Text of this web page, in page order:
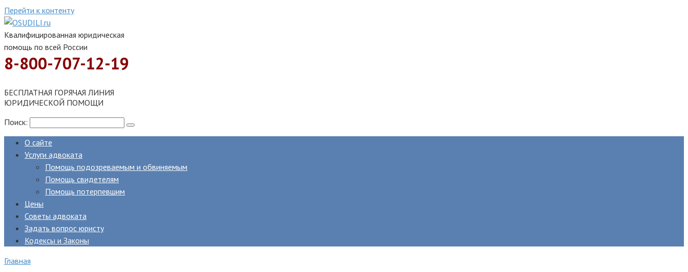
Перейти к контенту
Квалифицированная юридическая
помощь по всей России
8-800-707-12-19
БЕСПЛАТНАЯ ГОРЯЧАЯ ЛИНИЯ
ЮРИДИЧЕСКОЙ ПОМОЩИ
Поиск:
О сайте
Услуги адвоката
Помощь подозреваемым и обвиняемым
Помощь свидетелям
Помощь потерпевшим
Цены
Советы адвоката
Задать вопрос юристу
Кодексы и Законы
Главная